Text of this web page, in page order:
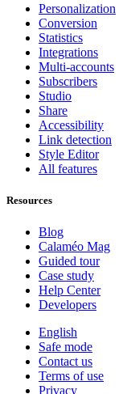
Personalization
Conversion
Statistics
Integrations
Multi-accounts
Subscribers
Studio
Share
Accessibility
Link detection
Style Editor
All features
Resources
Blog
Calaméo Mag
Guided tour
Case study
Help Center
Developers
English
Safe mode
Contact us
Terms of use
Privacy